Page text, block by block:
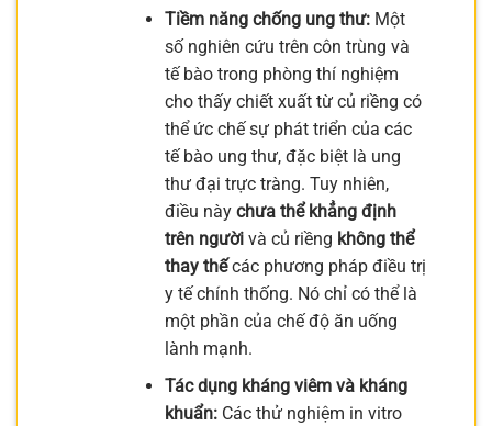
Tiềm năng chống ung thư:Một
số nghiên cứu trên côn trùng và
tế bào trong phòng thí nghiệm
cho thấy chiết xuất từ củ riềng có
thể ức chế sự phát triển của các
tế bào ung thư, đặc biệt là ung
thư đại trực tràng. Tuy nhiên,
điều này chưa thể khẳng định
trên ngườivà củ riềng không thể
thay thếcác phương pháp điều trị
y tế chính thống. Nó chỉ có thể là
một phần của chế độ ăn uống
lành mạnh.
Tác dụng kháng viêm và kháng
khuẩn:Các thử nghiệm in vitro